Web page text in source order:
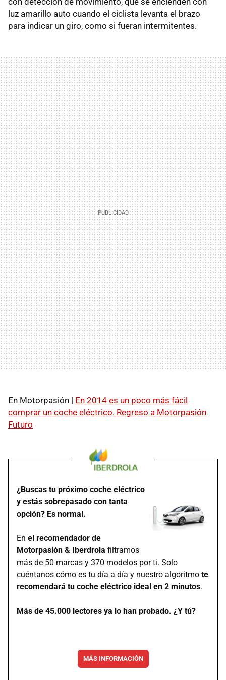
luz amarillo auto cuando el ciclista levanta el brazo
para indicar un giro, como si fueran intermitentes.
En Motorpasión | En 2014 es un poco más fácil
comprar un coche eléctrico. Regreso a Motorpasión
Futuro
¿Buscas tu próximo coche eléctrico
y estás sobrepasado con tanta
opción? Es normal.
En el recomendador de
Motorpasión & Iberdrola filtramos
más de 50 marcas y 370 modelos por ti. Solo
cuéntanos cómo es tu día a día y nuestro algoritmo te
recomendará tu coche eléctrico ideal en 2 minutos.
Más de 45.000 lectores ya lo han probado. ¿Y tú?
MÁS INFORMACIÓN